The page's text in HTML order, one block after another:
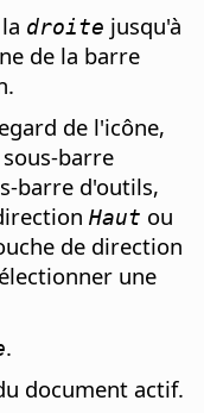
droite jusqu'à
de la barre
de l'icône,
barre
barre d'outils,
Haut ou
de direction
une
.
document actif.